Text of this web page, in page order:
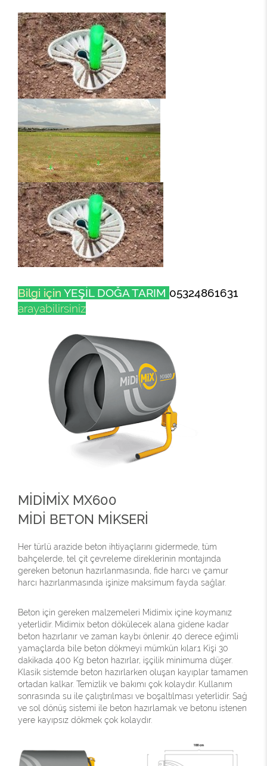
Bilgi için YEŞİL DOĞA TARIM 05324861631
arayabilirsiniz
MİDİMİX MX600
MİDİ BETON MİKSERİ
Her türlü arazide beton ihtiyaçlarını gidermede, tüm
bahçelerde, tel çit çevreleme direklerinin montajında
gereken betonun hazırlanmasında, fide harcı ve çamur
harcı hazırlanmasında işinize maksimum fayda sağlar.
Beton için gereken malzemeleri Midimix içine koymanız
yeterlidir. Midimix beton dökülecek alana gidene kadar
beton hazırlanır ve zaman kaybı önlenir. 40 derece eğimli
yamaçlarda bile beton dökmeyi mümkün kılar.1 Kişi 30
dakikada 400 Kg beton hazırlar, işçilik minimuma düşer.
Klasik sistemde beton hazırlarken oluşan kayıplar tamamen
ortadan kalkar. Temizlik ve bakımı çok kolaydır. Kullanım
sonrasında su ile çalıştırılması ve boşaltılması yeterlidir. Sağ
ve sol dönüş sistemi ile beton hazırlamak ve betonu istenen
yere kayıpsız dökmek çok kolaydır.